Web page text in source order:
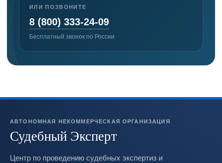
ИЛИ ПОЗВОНИТЕ
8 (800) 333-24-09
Бесплатный звонок по России
АВТОНОМНАЯ НЕКОММЕРЧЕСКАЯ ОРГАНИЗАЦИЯ
Судебный Эксперт
Центр по проведению судебных экспертиз и